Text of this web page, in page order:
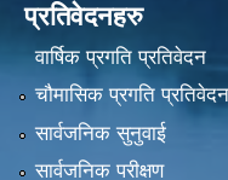
प्रतिवेदनहरु
वार्षिक प्रगति प्रतिवेदन
चौमासिक प्रगति प्रतिवेदन
सार्वजनिक सुनुवाई
सार्वजनिक परीक्षण